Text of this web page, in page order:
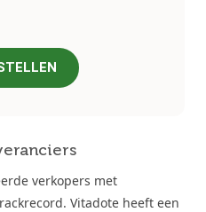
verkopers met
Vitadote heeft een